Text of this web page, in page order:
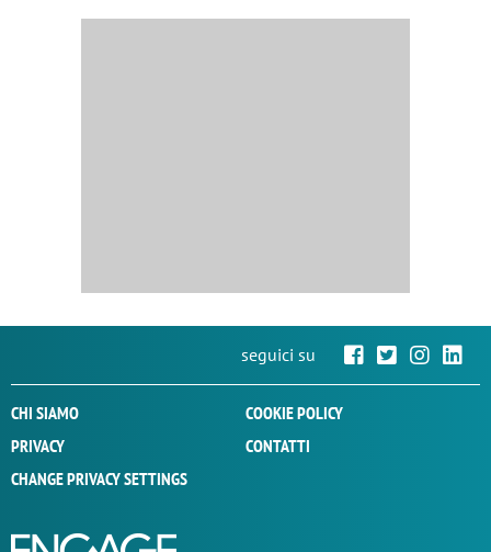
seguici su
CHI SIAMO
COOKIE POLICY
PRIVACY
CONTATTI
CHANGE PRIVACY SETTINGS